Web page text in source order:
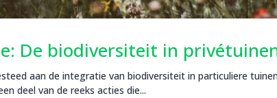
De biodiversiteit in
aan de integratie van biodiversiteit in particuliere
deel van de reeks acties die...